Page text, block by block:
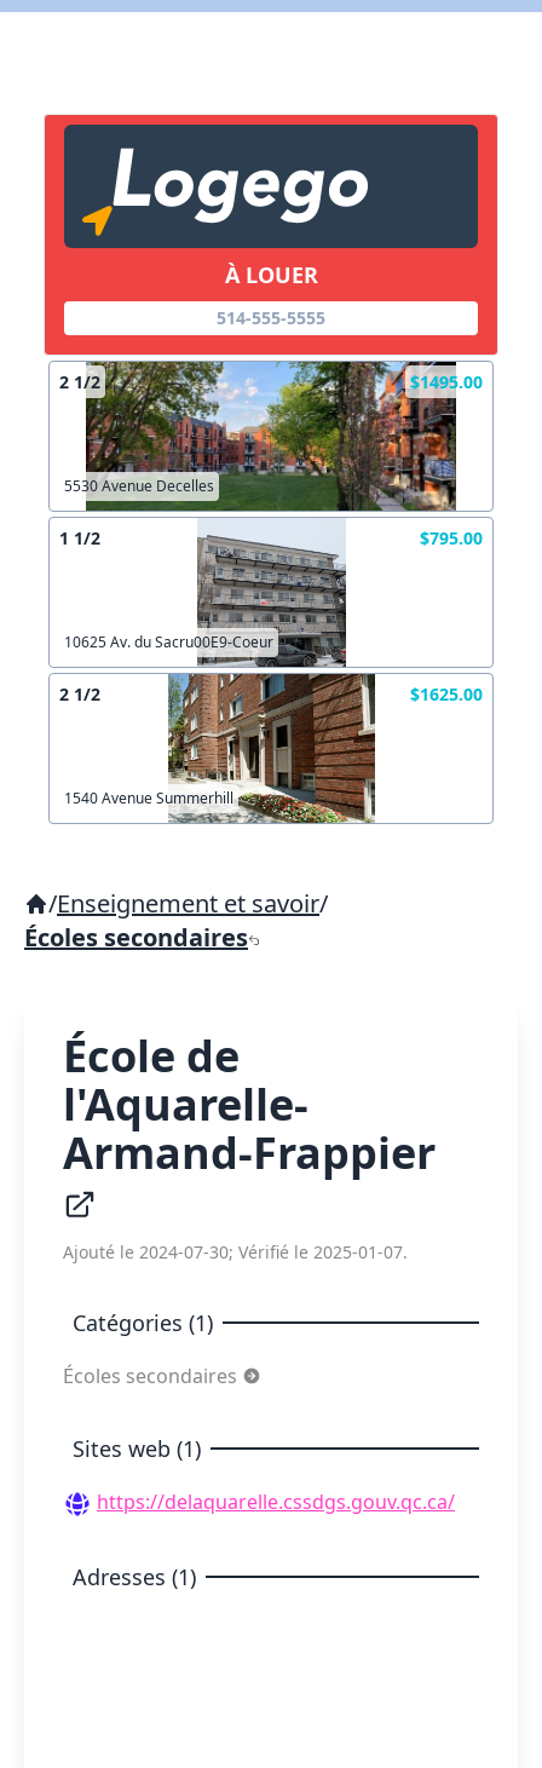
À LOUER
514-555-5555
2 1/2 $1495.00
5530 Avenue Decelles
1 1/2 $795.00
10625 Av. du Sacru00E9-Coeur
2 1/2 $1625.00
1540 Avenue Summerhill
/Enseignement et savoir/
Écoles secondaires
École de
l'Aquarelle-
Armand-Frappier
Ajouté le 2024-07-30; Vérifié le 2025-01-07.
Catégories (1)
Écoles secondaires
Sites web (1)
https://delaquarelle.cssdgs.gouv.qc.ca/
Adresses (1)
X Fermer
Lien vers inscription (sera inclus dans courriel)
Copier lien
X Fermer Envoyez